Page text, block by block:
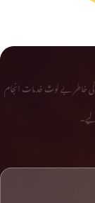
کی خاطر بے لوث خدمات انجام